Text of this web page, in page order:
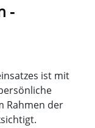
-
ist mit
Rahmen der